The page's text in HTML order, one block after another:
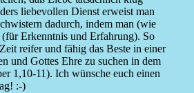
liebevollen Dienst erweist man
dadurch, indem man (wie
(für Erkenntnis und Erfahrung). So
reifer und fähig das Beste in einer
und Gottes Ehre zu suchen in dem
1,10-11). Ich wünsche euch einen
:-)